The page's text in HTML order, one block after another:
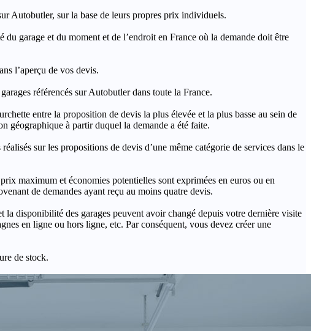
Autobutler, sur la base de leurs propres prix individuels.
garage et du moment et de l’endroit en France où la demande doit être
l’aperçu de vos devis.
référencés sur Autobutler dans toute la France.
entre la proposition de devis la plus élevée et la plus basse au sein de
géographique à partir duquel la demande a été faite.
sur les propositions de devis d’une même catégorie de services dans le
maximum et économies potentielles sont exprimées en euros ou en
de demandes ayant reçu au moins quatre devis.
disponibilité des garages peuvent avoir changé depuis votre dernière visite
en ligne ou hors ligne, etc. Par conséquent, vous devez créer une
de stock.